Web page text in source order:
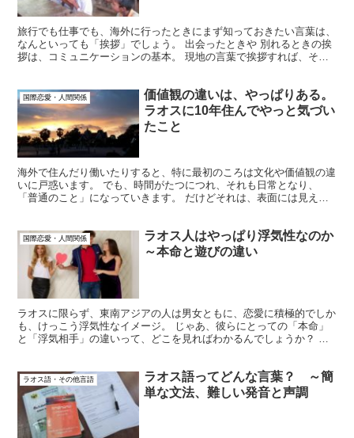
旅行でも仕事でも、海外に行ったときにまず知っておきたい言葉は、
なんといっても「挨拶」でしょう。 出会ったときや 別れるときの挨
拶は、コミュニケーションの基本。 現地の言葉で挨拶すれば、それ
国際恋愛・人間関係
価値観の違いは、やっぱりある。
ラオスに10年住んでやっと気づい
たこと
海外で住んだり働いたりすると、特に最初のころは文化や価値観の違
いに戸惑います。 でも、時間がたつにつれ、それも日常となり、
「普通のこと」になっていきます。 だけどそれは、表面には見えな
国際恋愛・人間関係
ラオス人はやっぱり浮気性なのか
～本命と遊びの違い
ラオスに限らず、東南アジアの人は男女ともに、恋愛に積極的でしか
も、けっこう浮気性なイメージ。 じゃあ、彼らにとっての「本命」
と「浮気相手」の違いって、どこを見ればわかるんでしょうか？ 今
ラオス語・その他言語
ラオス語ってどんな言葉？ ～簡
単な文法、難しい発音と声調